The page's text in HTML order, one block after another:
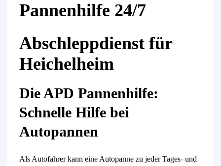
Pannenhilfe 24/7
Abschleppdienst für
Heichelheim
Die APD Pannenhilfe:
Schnelle Hilfe bei
Autopannen
Als Autofahrer kann eine Autopanne zu jeder Tages- und